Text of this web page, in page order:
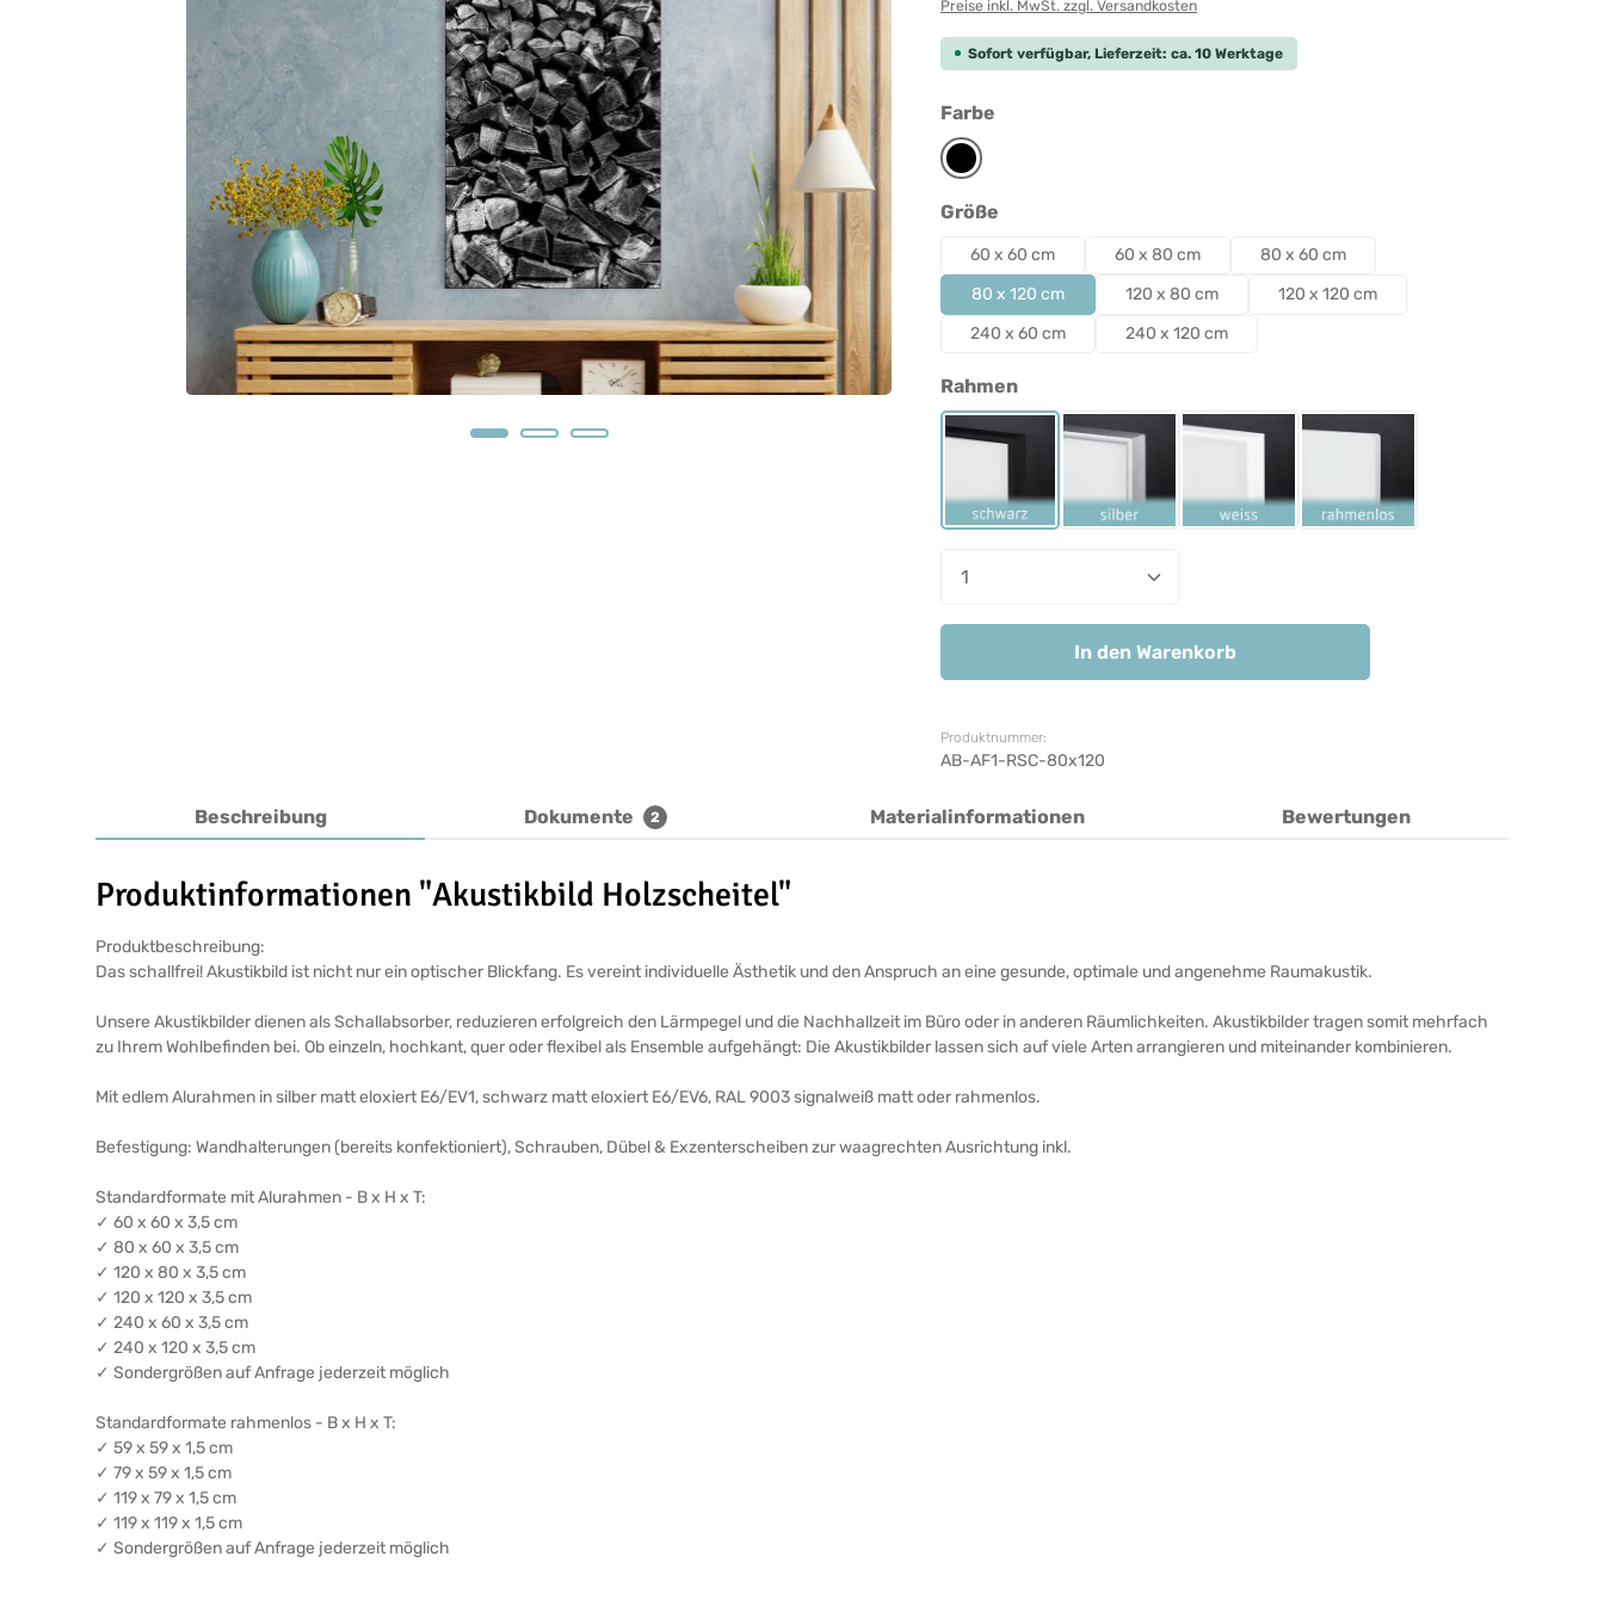
Preise inkl. MwSt. zzgl. Versandkosten
Sofort verfügbar, Lieferzeit: ca. 10 Werktage
Farbe
Schwarz
Größe
60 x 60 cm 60 x 80 cm
80 x 60 cm
80 x 120 cm
120 x 80 cm
120 x 120 cm
240 x 60 cm
240 x 120 cm
Rahmenauswählen
Produkt Anzahl: Gib den gewünschten Wert ein
In den Warenkorb
Produktnummer:
AB-AF1-RSC-80x120
Beschreibung Dokumente 2 Materialinformationen Bewertungen
Produktinformationen "Akustikbild Holzscheitel"
Produktbeschreibung:
Das schallfrei! Akustikbild ist nicht nur ein optischer Blickfang. Es vereint individuelle Ästhetik und den Anspruch an eine gesunde, optimale und angenehme Raumakustik.
Unsere Akustikbilder dienen als Schallabsorber, reduzieren erfolgreich den Lärmpegel und die Nachhallzeit im Büro oder in anderen Räumlichkeiten. Akustikbilder tragen somit mehrfach
zu Ihrem Wohlbefinden bei. Ob einzeln, hochkant, quer oder flexibel als Ensemble aufgehängt: Die Akustikbilder lassen sich auf viele Arten arrangieren und miteinander kombinieren.
Mit edlem Alurahmen in silber matt eloxiert E6/EV1, schwarz matt eloxiert E6/EV6, RAL 9003 signalweiß matt oder rahmenlos.
Befestigung: Wandhalterungen (bereits konfektioniert), Schrauben, Dübel & Exzenterscheiben zur waagrechten Ausrichtung inkl.
Standardformate mit Alurahmen - B x H x T:
✓ 60 x 60 x 3,5 cm
✓ 80 x 60 x 3,5 cm
✓ 120 x 80 x 3,5 cm
✓ 120 x 120 x 3,5 cm
✓ 240 x 60 x 3,5 cm
✓ 240 x 120 x 3,5 cm
✓ Sondergrößen auf Anfrage jederzeit möglich
Standardformate rahmenlos - B x H x T:
✓ 59 x 59 x 1,5 cm
✓ 79 x 59 x 1,5 cm
✓ 119 x 79 x 1,5 cm
✓ 119 x 119 x 1,5 cm
✓ Sondergrößen auf Anfrage jederzeit möglich